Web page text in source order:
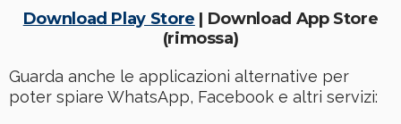
Download Play Store | Download App Store
(rimossa)
Guarda anche le applicazioni alternative per
poter spiare WhatsApp, Facebook e altri servizi: